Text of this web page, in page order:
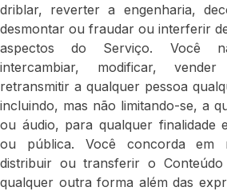
driblar, reverter a engenharia,
desmontar ou fraudar ou interferir
aspectos do Serviço. Você
intercambiar, modificar,
retransmitir a qualquer pessoa
incluindo, mas não limitando-se, a
ou áudio, para qualquer finalidade
ou pública. Você concorda em
distribuir ou transferir o
qualquer outra forma além das